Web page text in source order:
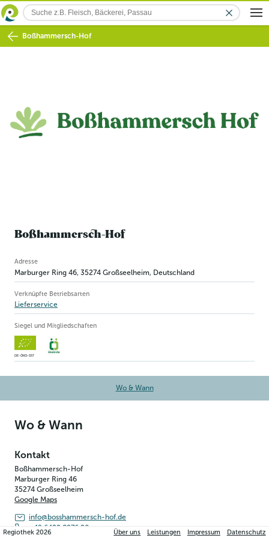
Boßhammersch-Hof
Boßhammersch-Hof
Betriebsinformation
Adresse
Marburger Ring 46, 35274 Großseelheim, Deutschland
Verknüpfte Betriebsarten
Lieferservice
Siegel und Mitgliedschaften
DE-ÖKO-037
Wo & Wann
Wo & Wann
Kontakt
Boßhammersch-Hof
Marburger Ring 46
35274 Großseelheim
Google Maps
info@bosshammersch-hof.de
+49 6422 8976 20
Regiothek2026 Über uns Leistungen Impressum Datenschutz